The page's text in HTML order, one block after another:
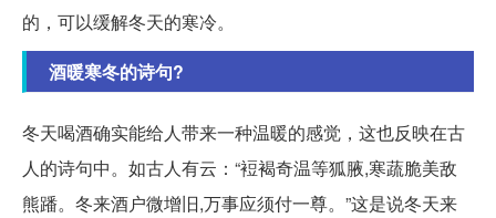
的，可以缓解冬天的寒冷。
酒暖寒冬的诗句?
冬天喝酒确实能给人带来一种温暖的感觉，这也反映在古
人的诗句中。如古人有云：“裋褐奇温等狐腋,寒蔬脆美敌
熊蹯。冬来酒户微增旧,万事应须付一尊。”这是说冬天来